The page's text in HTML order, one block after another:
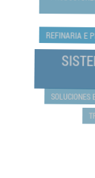
REFINARIA E
SOLUCIONES